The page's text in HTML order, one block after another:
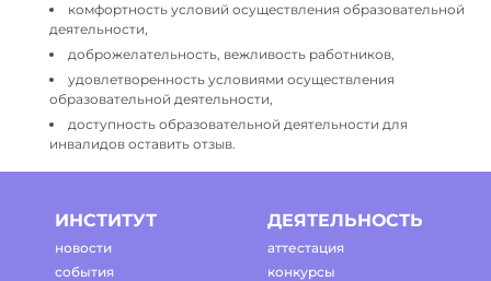
комфортность условий осуществления образовательной
деятельности,
доброжелательность, вежливость работников,
удовлетворенность условиями осуществления
образовательной деятельности,
доступность образовательной деятельности для
инвалидов оставить отзыв.
ИНСТИТУТ
новости
события
ДЕЯТЕЛЬНОСТЬ
аттестация
конкурсы